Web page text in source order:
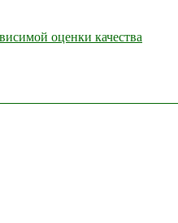
оценки качества